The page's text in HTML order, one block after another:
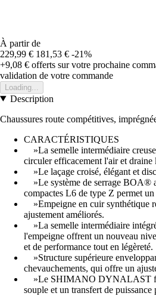
À partir de
229,99 € 181,53 € -21%
+9,08 € offerts sur votre prochaine
validation de votre commande
Loading...
Description
Chaussures route compétitives,
CARACTÉRISTIQUES
»La semelle intermédiaire
circuler efficacement l'air et draine
»Le laçage croisé, élégant et
»Le système de serrage BOA®
compactes L6 de type Z permet un
»Empeigne en cuir synthétique
ajustement améliorés.
»La semelle intermédiaire
l'empeigne offrent un nouveau
et de performance tout en légèreté.
»Structure supérieure
chevauchements, qui offre un
»Le SHIMANO DYNALAST
souple et un transfert de puissance